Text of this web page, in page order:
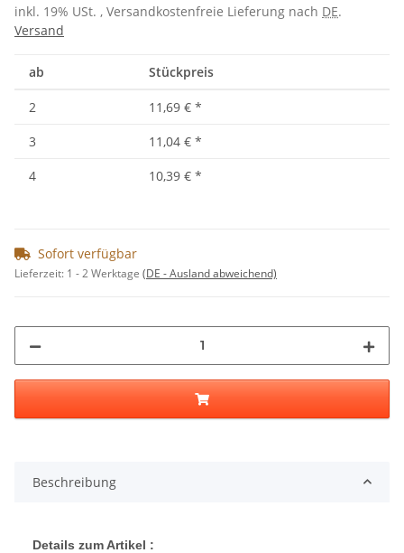
inkl. 19% USt. , Versandkostenfreie Lieferung nach DE.
Versand
ab Stückpreis
2 11,69 € *
3
11,04 € *
4
10,39 € *
Sofort verfügbar
Lieferzeit: 1 - 2 Werktage (DE - Ausland abweichend)
Beschreibung
Details zum Artikel :